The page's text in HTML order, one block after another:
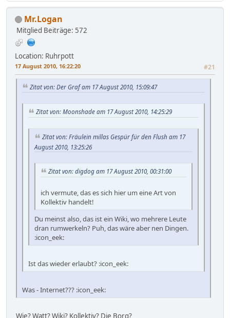
Mr.Logan
Mitglied Beiträge: 572
Location: Ruhrpott
17 August 2010, 16:22:20 #21
Zitat von: Der Graf am 17 August 2010, 15:09:47
Zitat von: Moonshade am 17 August 2010, 14:25:29
Zitat von: Fräulein millas Gespür für den Flush am 17
August 2010, 13:25:26
Zitat von: digdog am 17 August 2010, 00:31:00
ich vermute, das es sich hier um eine Art von
Kollektiv handelt!
Du meinst also, das ist ein Wiki, wo mehrere Leute
dran rumwerkeln? Puh, das wäre aber nen Dingen.
:icon_eek:
Ist das wieder erlaubt? :icon_eek:
Was - Internet??? :icon_eek:
Wie? Watt? Wiki? Kollektiv? Die Borg?